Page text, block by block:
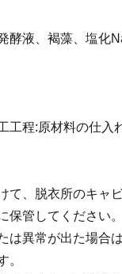
酵液、褐藻、塩化
工程:原材料の仕入
、脱衣所のキャ
保管してください。
は異常が出た場合
。